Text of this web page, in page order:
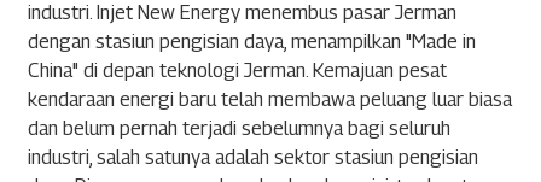
industri. Injet New Energy menembus pasar Jerman
dengan stasiun pengisian daya, menampilkan "Made in
China" di depan teknologi Jerman. Kemajuan pesat
kendaraan energi baru telah membawa peluang luar biasa
dan belum pernah terjadi sebelumnya bagi seluruh
industri, salah satunya adalah sektor stasiun pengisian